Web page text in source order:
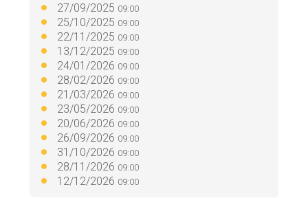
27/09/2025 09:00
25/10/2025 09:00
22/11/2025 09:00
13/12/2025 09:00
24/01/2026 09:00
28/02/2026 09:00
21/03/2026 09:00
23/05/2026 09:00
20/06/2026 09:00
26/09/2026 09:00
31/10/2026 09:00
28/11/2026 09:00
12/12/2026 09:00